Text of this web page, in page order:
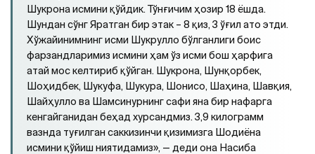
Шукрона исмини қўйдик. Тўнғичим ҳозир 18 ёшда.
Шундан сўнг Яратган бир этак – 8 қиз, 3 ўғил ато этди.
Хўжайинимнинг исми Шукрулло бўлганлиги боис
фарзандларимиз исмини ҳам ўз исми бош ҳарфига
атай мос келтириб қўйган. Шукрона, Шунқорбек,
Шоҳидбек, Шукуфа, Шукура, Шонисо, Шаҳина, Шавқия,
Шайҳулло ва Шамсинурнинг сафи яна бир нафарга
кенгайганидан беҳад хурсандмиз. 3,9 килограмм
вазнда туғилган саккизинчи қизимизга Шодиёна
исмини қўйиш ниятидамиз», — деди она Насиба